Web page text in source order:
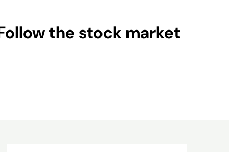
the stock market